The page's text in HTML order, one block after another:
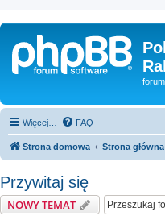
Więcej… FAQ
Strona domowa Strona główna
Przywitaj się
NOWY TEMAT